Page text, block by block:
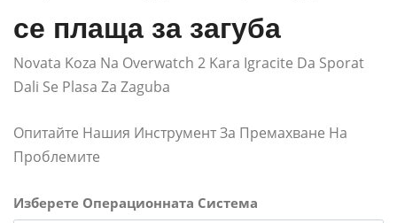
се плаща за загуба
Novata Koza Na Overwatch 2 Kara Igracite Da Sporat
Dali Se Plasa Za Zaguba
Опитайте Нашия Инструмент За Премахване На
Проблемите
Изберете Операционната Система